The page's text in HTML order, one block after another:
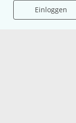
Einloggen
Presse
Karriere